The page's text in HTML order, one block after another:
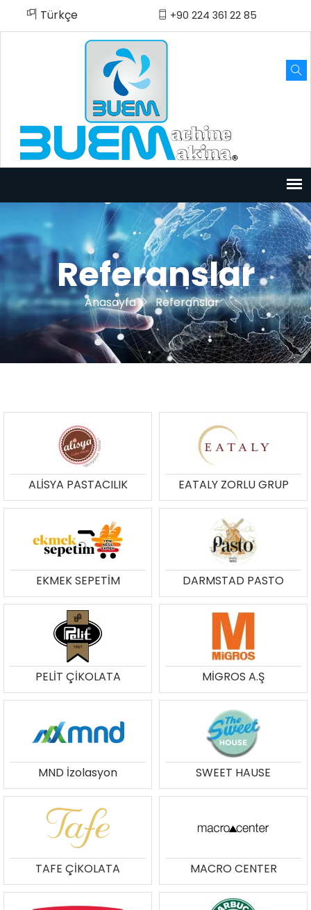
Türkçe Русский العربية Türkçe +90 224 361 22 85
Referanslar
Anasayfa Referanslar
ALİSYA PASTACILIK EATALY ZORLU GRUP
EKMEK SEPETİM DARMSTAD PASTO
PELİT ÇİKOLATA MİGROS A.Ş
MND İzolasyon SWEET HAUSE
TAFE ÇİKOLATA MACRO CENTER